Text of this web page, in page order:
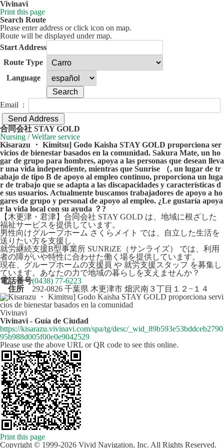
Vivinavi
Print this page
Search Route
Please enter address or click icon on map.
Route will be displayed under map.
Start Address
Route Type
Language
Email :
+
−
30 km
合同会社 STAY GOLD
Nursing / Welfare service
Kisarazu ・ Kimitsu] Godo Kaisha STAY GOLD proporciona ser
vicios de bienestar basados en la comunidad. Sakura Mate, un ho
gar de grupo para hombres, apoya a las personas que desean lleva
r una vida independiente, mientras que Sunrise （, un lugar de tr
abajo de tipo B de apoyo al empleo continuo, proporciona un luga
r de trabajo que se adapta a las discapacidades y características d
e sus usuarios. Actualmente buscamos trabajadores de apoyo a ho
gares de grupo y personal de apoyo al empleo. ¿Le gustaría apoya
r la vida local con su ayuda ？?
【木更津・君津】合同会社 STAY GOLD は、地域に根ざした
福祉サービスを提供しています。
男性向けグループホーム さくらメイト では、自立した生活を
送りたい方を支援し、
就労継続支援B型事業所 SUNRiZE（サンライズ） では、利用
者の障がいや特性に合わせた働く場を提供しています。
現在、グループホームの支援員 や 就労支援スタッフ を募集し
ています。あなたの力で地域の暮らしを支えませんか？
電話番号(0438) 77-6223
住所
292-0826 千葉県 木更津市 畑沢南３丁目１２−１４
Vivinavi
Vivinavi - Guía de Ciudad
https://kisarazu.vivinavi.com/spa/tg/desc/_wid_89b593e53bddceb2790
95b988d005f00e0e9042529
Please use the above URL or QR code to see this online.
Print this page
Copyright © 1999-2026 Vivid Navigation, Inc. All Rights Reserved.